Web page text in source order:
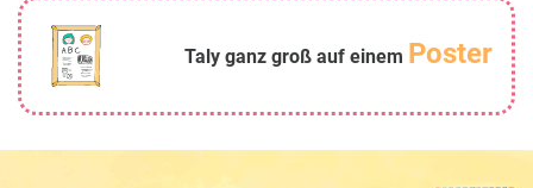
Taly ganz groß auf einem Poster